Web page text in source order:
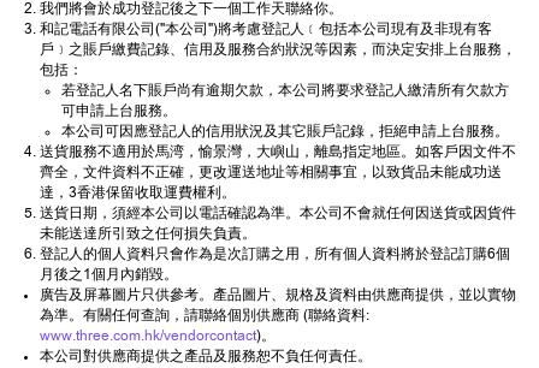
我們將會於成功登記後之下一個工作天聯絡你。
和記電話有限公司("本公司")將考慮登記人﹝包括本公司現有及非現有客
戶﹞之賬戶繳費記錄、信用及服務合約狀況等因素，而決定安排上台服務，
包括：
若登記人名下賬戶尚有逾期欠款，本公司將要求登記人繳清所有欠款方
可申請上台服務。
本公司可因應登記人的信用狀況及其它賬戶記錄，拒絕申請上台服務。
送貨服務不適用於馬湾，愉景灣，大嶼山，離島指定地區。如客戶因文件不
齊全，文件資料不正確，更改運送地址等相關事宜，以致貨品未能成功送
達，3香港保留收取運費權利。
送貨日期，須經本公司以電話確認為準。本公司不會就任何因送貨或因貨件
未能送達所引致之任何損失負責。
登記人的個人資料只會作為是次訂購之用，所有個人資料將於登記訂購6個
月後之1個月內銷毀。
廣告及屏幕圖片只供參考。產品圖片、規格及資料由供應商提供，並以實物
為準。有關任何查詢，請聯絡個別供應商 (聯絡資料:
www.three.com.hk/vendorcontact)。
本公司對供應商提供之產品及服務恕不負任何責任。